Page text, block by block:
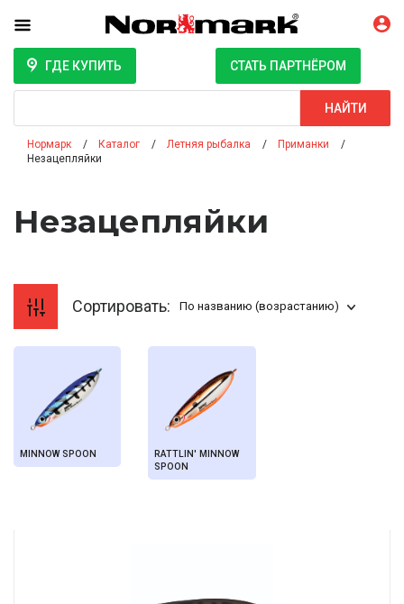
ГДЕ КУПИТЬ СТАТЬ ПАРТНЁРОМ
НАЙТИ
Нормарк Каталог Летняя рыбалка
Приманки
Незацепляйки
Незацепляйки
Сортировать: По названию (возрастанию)
MINNOW SPOON
RATTLIN' MINNOW
SPOON